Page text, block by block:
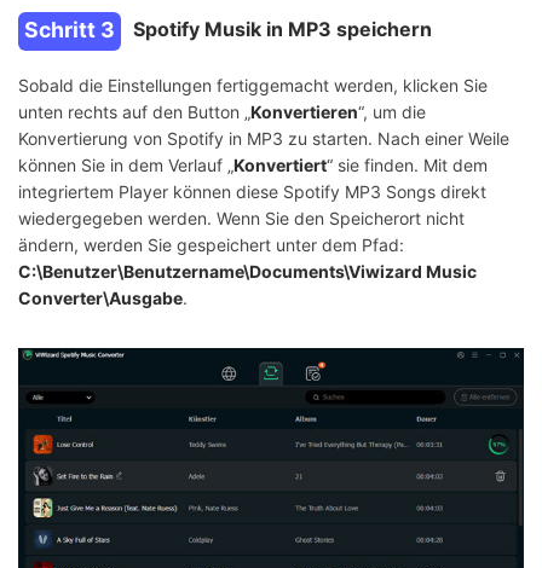
Schritt 3 Spotify Musik in MP3 speichern
Sobald die Einstellungen fertiggemacht werden, klicken Sie
unten rechts auf den Button „Konvertieren“, um die
Konvertierung von Spotify in MP3 zu starten. Nach einer Weile
können Sie in dem Verlauf „Konvertiert“ sie finden. Mit dem
integriertem Player können diese Spotify MP3 Songs direkt
wiedergegeben werden. Wenn Sie den Speicherort nicht
ändern, werden Sie gespeichert unter dem Pfad:
C:\Benutzer\Benutzername\Documents\Viwizard Music
Converter\Ausgabe.